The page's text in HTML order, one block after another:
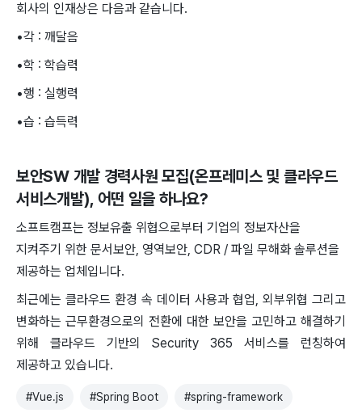
회사의 인재상은 다음과 같습니다.
•각 : 깨달음
•학 : 학습력
•행 : 실행력
•습 : 습득력
보안SW 개발 경력사원 모집(온프레미스 및 클라우드
서비스개발), 어떤 일을 하나요?
소프트캠프는 정보유출 위협으로부터 기업의 정보자산을
지켜주기 위한 문서보안, 영역보안, CDR / 파일 무해화 솔루션을
제공하는 업체입니다.
최근에는 클라우드 환경 속 데이터 사용과 협업, 외부위협 그리고
변화하는 근무환경으로의 전환에 대한 보안을 고민하고 해결하기
위해 클라우드 기반의 Security 365 서비스를 런칭하여
제공하고 있습니다.
#Vue.js #Spring Boot #spring-framework